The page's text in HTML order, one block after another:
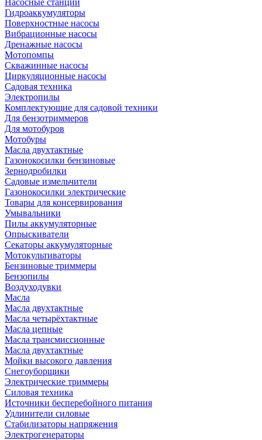
Насосные станции
Гидроаккумуляторы
Поверхностные насосы
Вибрационные насосы
Дренажные насосы
Мотопомпы
Скважинные насосы
Циркуляционные насосы
Садовая техника
Электропилы
Комплектующие для садовой техники
Для бензотриммеров
Для мотобуров
Мотобуры
Масла двухтактные
Газонокосилки бензиновые
Зернодробилки
Садовые измельчители
Газонокосилки электрические
Товары для консервирования
Умывальники
Пилы аккумуляторные
Опрыскиватели
Секаторы аккумуляторные
Мотокультиваторы
Бензиновые триммеры
Бензопилы
Воздуходувки
Масла
Масла двухтактные
Масла четырёхтактные
Масла цепные
Масла трансмиссионные
Масла двухтактные
Мойки высокого давления
Снегоуборщики
Электрические триммеры
Силовая техника
Источники бесперебойного питания
Удлинители силовые
Стабилизаторы напряжения
Электрогенераторы